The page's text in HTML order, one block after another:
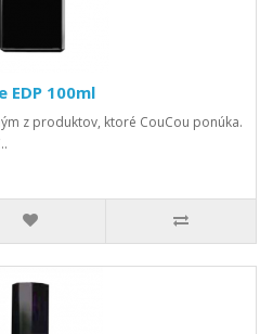
EDP 100ml
z produktov, ktoré CouCou ponúka.